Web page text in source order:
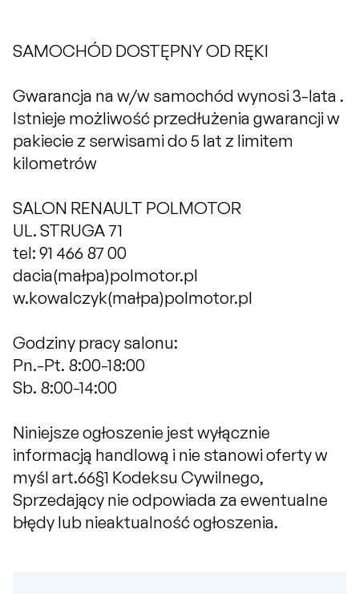
SAMOCHÓD DOSTĘPNY OD RĘKI
Gwarancja na w/w samochód wynosi 3-lata .
Istnieje możliwość przedłużenia gwarancji w
pakiecie z serwisami do 5 lat z limitem
kilometrów
SALON RENAULT POLMOTOR
UL. STRUGA 71
tel: 91 466 87 00
dacia(małpa)polmotor.pl
w.kowalczyk(małpa)polmotor.pl
Godziny pracy salonu:
Pn.-Pt. 8:00-18:00
Sb. 8:00-14:00
Niniejsze ogłoszenie jest wyłącznie
informacją handlową i nie stanowi oferty w
myśl art.66§1 Kodeksu Cywilnego,
Sprzedający nie odpowiada za ewentualne
błędy lub nieaktualność ogłoszenia.